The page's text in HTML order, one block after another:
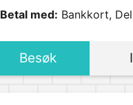
Betal med: Bankkort,
Besøk